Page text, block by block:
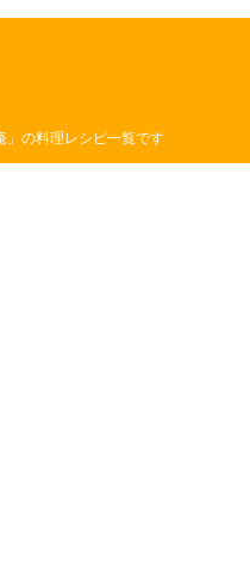
」の料理レシピ一覧です